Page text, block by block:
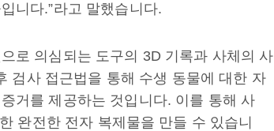
니다.”라고 말했습니다.
로 의심되는 도구의 3D 기록과 사체의 사
검사 접근법을 통해 수생 동물에 대한 자
거를 제공하는 것입니다. 이를 통해 사
완전한 전자 복제물을 만들 수 있습니